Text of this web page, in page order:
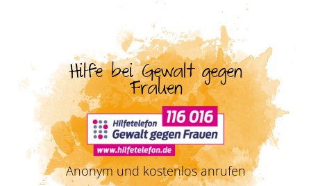
Hilfe bei Gewalt gegen
Frauen
Anonym und kostenlos anrufen